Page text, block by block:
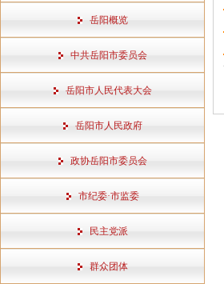
岳阳概览
中共岳阳市委员会
岳阳市人民代表大会
岳阳市人民政府
政协岳阳市委员会
市纪委·市监委
民主党派
群众团体